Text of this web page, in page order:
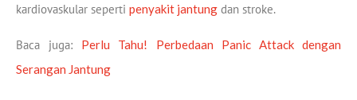
kardiovaskular seperti penyakit jantung dan stroke.
Baca juga: Perlu Tahu! Perbedaan Panic Attack dengan
Serangan Jantung